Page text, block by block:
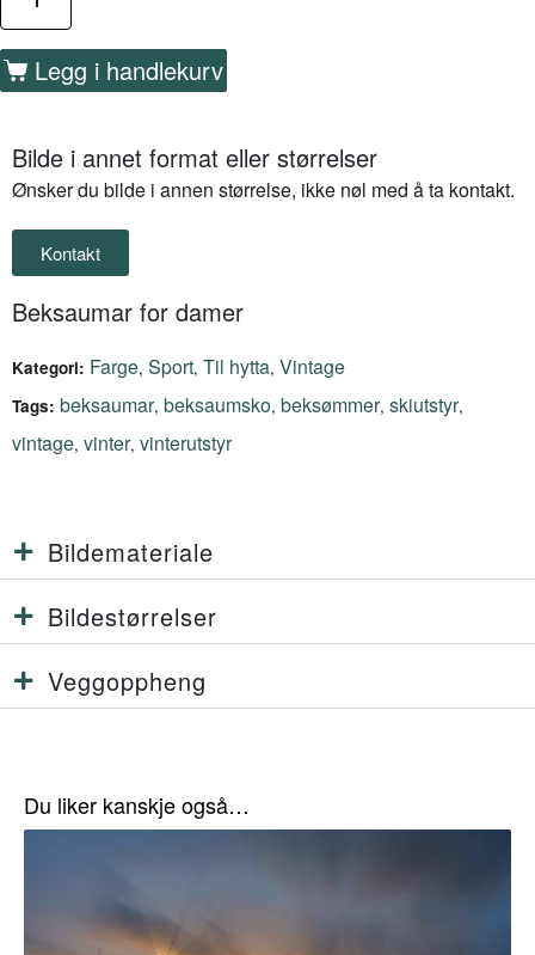
Legg i handlekurv
Bilde i annet format eller størrelser
Ønsker du bilde i annen størrelse, ikke nøl med å ta kontakt.
Kontakt
Beksaumar for damer
Kategori: Farge, Sport, Til hytta, Vintage
Tags: beksaumar, beksaumsko, beksømmer, skiutstyr,
vintage, vinter, vinterutstyr
Bildemateriale
Bildestørrelser
Veggoppheng
Du liker kanskje også…